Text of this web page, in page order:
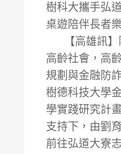
樹科大攜手弘
桌遊陪伴長者
【高雄訊】
高齡社會，高
規劃與金融防
樹德科技大學
學實踐研究計
支持下，由劉
前往弘道大寮